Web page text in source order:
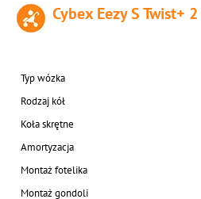
Cybex Eezy S Twist+
Typ wózka
Rodzaj kół
Koła skrętne
Amortyzacja
Montaż fotelika
Montaż gondoli